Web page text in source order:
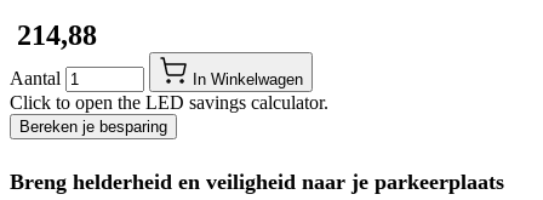
​ 214,88
Aantal In Winkelwagen
Click to open the LED savings calculator.
Bereken je besparing
Breng helderheid en veiligheid naar je parkeerplaats